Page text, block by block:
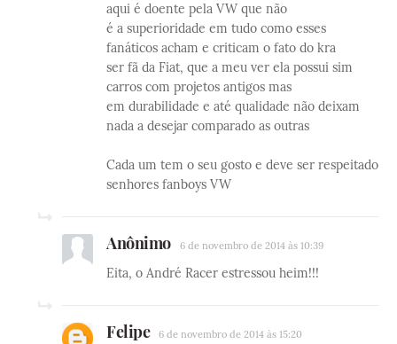
aqui é doente pela VW que não
é a superioridade em tudo como esses
fanáticos acham e criticam o fato do kra
ser fã da Fiat, que a meu ver ela possui sim
carros com projetos antigos mas
em durabilidade e até qualidade não deixam
nada a desejar comparado as outras
Cada um tem o seu gosto e deve ser respeitado
senhores fanboys VW
Anônimo 6 de novembro de 2014 às 10:39
Eita, o André Racer estressou heim!!!
Felipe 6 de novembro de 2014 às 15:20